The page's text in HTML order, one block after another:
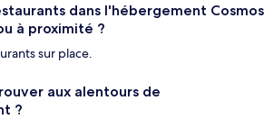
dans l'hébergement Cosmos
à proximité ?
sur place.
aux alentours de
?